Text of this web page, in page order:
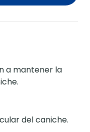
a mantener la
del caniche.